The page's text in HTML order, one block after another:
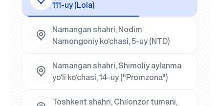
111-uy (Lola)
Namangan shahri, Nodim
Namongoniy ko‘chasi, 5-uy (NTD)
Namangan shahri, Shimoliy aylanma
yo‘li ko‘chasi, 14-uy ("Promzona")
Toshkent shahri, Chilonzor tumani,